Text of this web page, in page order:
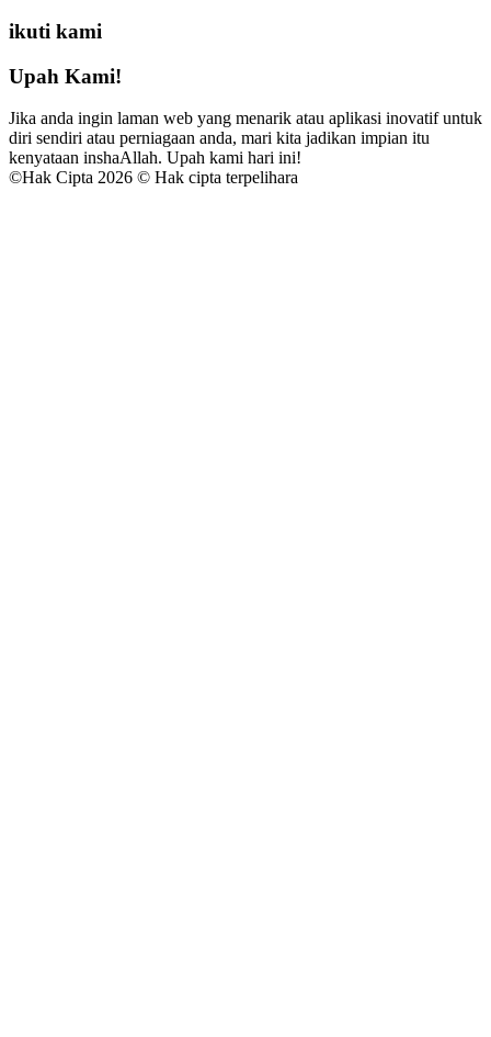
ikuti kami
Upah Kami!
Jika anda ingin laman web yang menarik atau aplikasi inovatif untuk
diri sendiri atau perniagaan anda, mari kita jadikan impian itu
kenyataan inshaAllah. Upah kami hari ini!
©Hak Cipta 2026 © Hak cipta terpelihara